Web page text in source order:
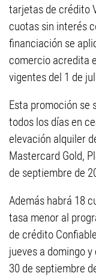
tarjetas de crédito
cuotas sin interés
financiación se
comercio acredita
vigentes del 1 de
Esta promoción se
todos los días en
elevación alquiler
Mastercard Gold,
de septiembre de
Además habrá 18
tasa menor al
de crédito
jueves a domingo
30 de septiembre